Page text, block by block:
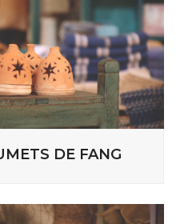
DE FANG